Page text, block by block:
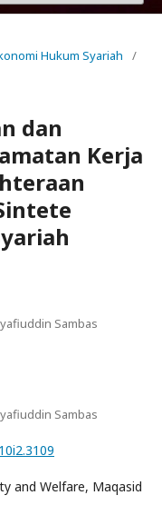
Hukum Syariah
/
dan
Kerja
Sambas
Sambas
and Welfare, Maqasid